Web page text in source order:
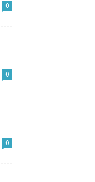
0
0
0